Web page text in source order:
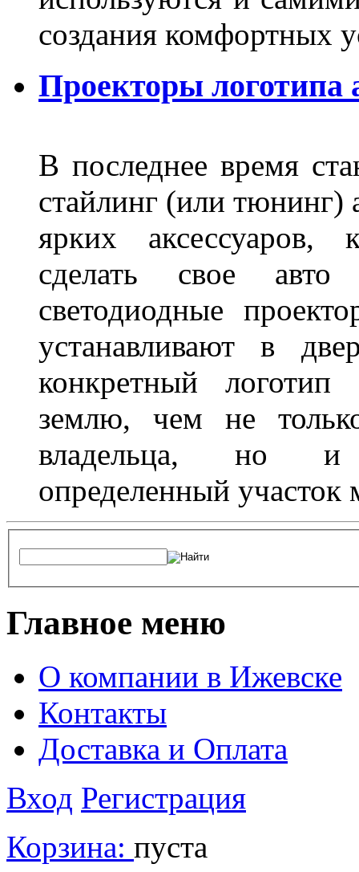
создания комфортных
Проекторы логотипа
В последнее время
стайлинг (или тюнинг)
ярких аксессуаров,
сделать свое
светодиодные
устанавливают в
конкретный логотип
землю, чем не
владельца, но и
определенный участок
Главное меню
О компании в Ижевске
Контакты
Доставка и Оплата
Вход Регистрация
Корзина: пуста